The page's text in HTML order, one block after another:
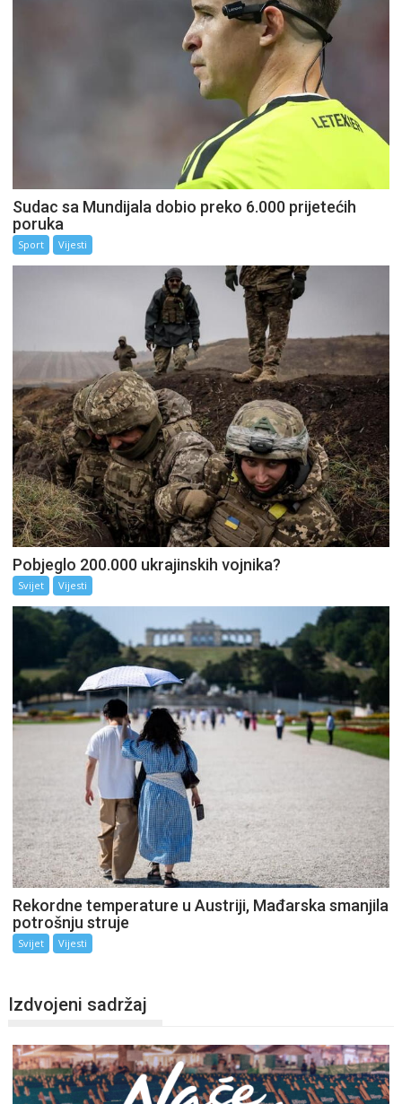
Sudac sa Mundijala dobio preko 6.000 prijetećih
poruka
Sport Vijesti
Pobjeglo 200.000 ukrajinskih vojnika?
Svijet Vijesti
Rekordne temperature u Austriji, Mađarska smanjila
potrošnju struje
Svijet Vijesti
Izdvojeni sadržaj